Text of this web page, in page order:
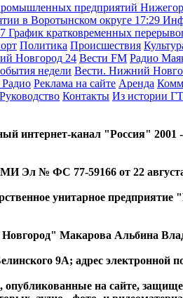
предприятий
в Воротынском округе 17:29
График кратковременных
Политика Происшествия
Новгород 24 Вести FM Радио
недели Вести. Нижний
Радио Реклама на сайте Аренда
Руководство Контакты Из истории
интернет-канал "Россия" 2001 -
Эл № ФС 77-59166 от 22
унитарное
Макарова Альбина
9А; адрес электронной
на сайте,